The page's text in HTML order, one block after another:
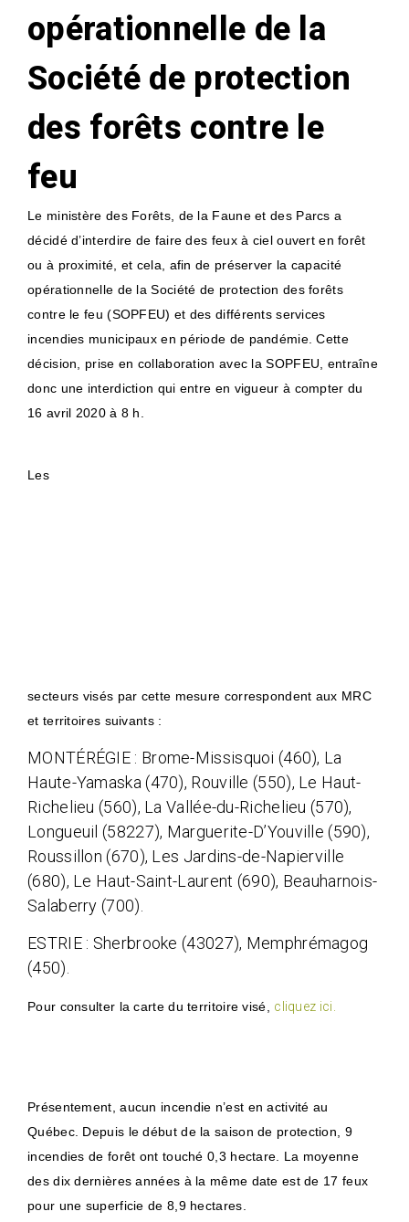
opérationnelle de la
Société de protection
des forêts contre le
feu
Le ministère des Forêts, de la Faune et des Parcs a
décidé d’interdire de faire des feux à ciel ouvert en forêt
ou à proximité, et cela, afin de préserver la capacité
opérationnelle de la Société de protection des forêts
contre le feu (SOPFEU) et des différents services
incendies municipaux en période de pandémie. Cette
décision, prise en collaboration avec la SOPFEU, entraîne
donc une interdiction qui entre en vigueur à compter du
16 avril 2020 à 8 h.
Les
secteurs visés par cette mesure correspondent aux MRC
et territoires suivants :
MONTÉRÉGIE : Brome-Missisquoi (460), La
Haute-Yamaska (470), Rouville (550), Le Haut-
Richelieu (560), La Vallée-du-Richelieu (570),
Longueuil (58227), Marguerite-D’Youville (590),
Roussillon (670), Les Jardins-de-Napierville
(680), Le Haut-Saint-Laurent (690), Beauharnois-
Salaberry (700).
ESTRIE : Sherbrooke (43027), Memphrémagog
(450).
Pour consulter la carte du territoire visé, cliquez ici.
Présentement, aucun incendie n’est en activité au
Québec. Depuis le début de la saison de protection, 9
incendies de forêt ont touché 0,3 hectare. La moyenne
des dix dernières années à la même date est de 17 feux
pour une superficie de 8,9 hectares.